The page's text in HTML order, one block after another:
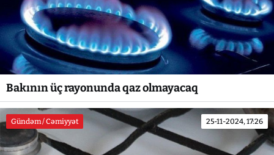
Bakının üç rayonunda qaz olmayacaq
Gündəm / Cəmiyyət 25-11-2024, 17:26